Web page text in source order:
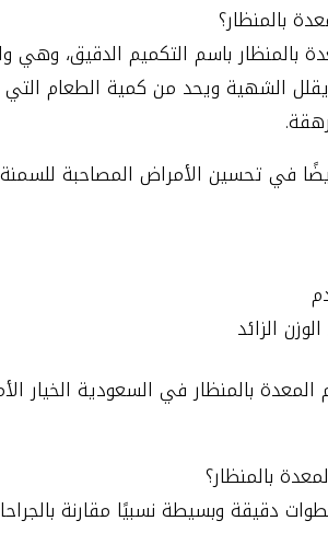
بالمنظار؟
بالمنظار باسم التكميم الدقيق،
الشهية ويحد من كمية الطعام
في تحسين الأمراض المصاحبة
الزائد
بالمنظار في السعودية الخيار
بالمنظار؟
دقيقة وبسيطة نسبيًا مقارنة